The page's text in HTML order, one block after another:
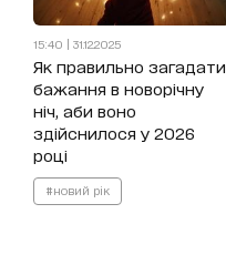
15:40 | 31.12.2025
Як правильно загадати
бажання в новорічну
ніч, аби воно
здійснилося у 2026
році
#новий рік